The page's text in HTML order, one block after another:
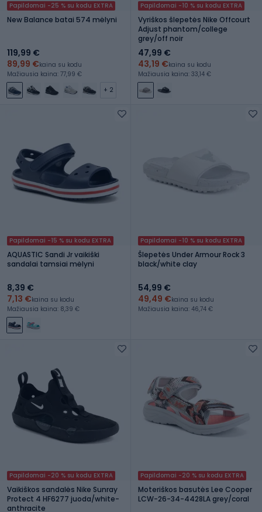
Papildomai -25 % su kodu EXTRA
New Balance batai 574 mėlyni
119,99 €
89,99 €kaina su kodu
Mažiausia kaina: 77,99 €
+ 2
Papildomai -10 % su kodu EXTRA
Vyriškos šlepetės Nike Offcourt
Adjust phantom/college
grey/off noir
47,99 €
43,19 €kaina su kodu
Mažiausia kaina: 33,14 €
Papildomai -15 % su kodu EXTRA
AQUASTIC Sandi Jr vaikiški
sandalai tamsiai mėlyni
8,39 €
7,13 €kaina su kodu
Mažiausia kaina: 8,39 €
Papildomai -10 % su kodu EXTRA
Šlepetės Under Armour Rock 3
black/white clay
54,99 €
49,49 €kaina su kodu
Mažiausia kaina: 46,74 €
Papildomai -20 % su kodu EXTRA
Vaikiškos sandalės Nike Sunray
Protect 4 HF6277 juoda/white-
anthracite
Papildomai -20 % su kodu EXTRA
Moteriškos basutės Lee Cooper
LCW-26-34-4428LA grey/coral